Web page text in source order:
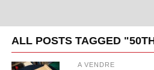
ALL POSTS TAGGED
A VENDRE